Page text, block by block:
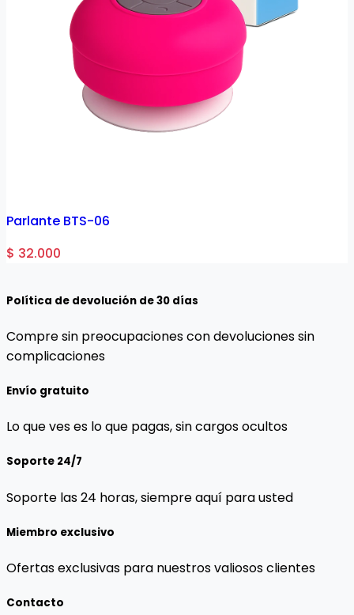
Parlante BTS-06
$ 32.000
Política de devolución de 30 días
Compre sin preocupaciones con devoluciones sin
complicaciones
Envío gratuito
Lo que ves es lo que pagas, sin cargos ocultos
Soporte 24/7
Soporte las 24 horas, siempre aquí para usted
Miembro exclusivo
Ofertas exclusivas para nuestros valiosos clientes
Contacto